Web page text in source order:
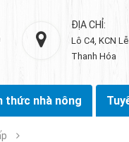
ĐỊA CHỈ:
Lô C4, KCN
Thanh Hóa
thức nhà nông